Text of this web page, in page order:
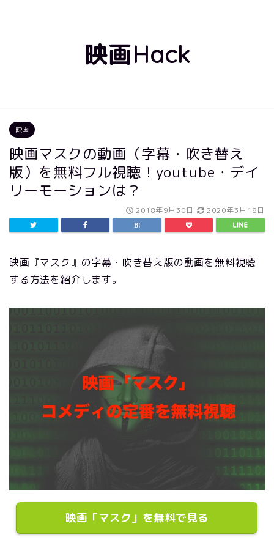
映画Hack
映画
映画マスクの動画（字幕・吹き替え
版）を無料フル視聴！youtube・デイ
リーモーションは？
2018年9月30日 2020年3月18日
映画『マスク』の字幕・吹き替え版の動画を無料視聴
する方法を紹介します。
映画「マスク」を無料で見る